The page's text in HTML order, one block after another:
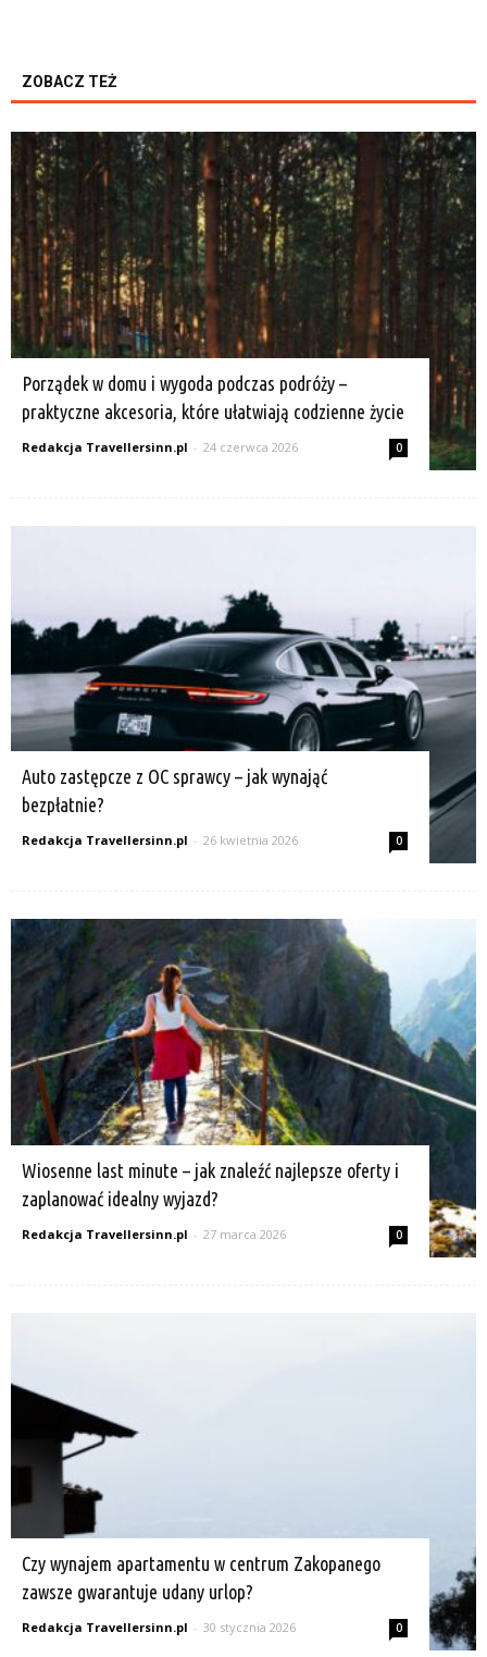
ZOBACZ TEŻ
Porządek w domu i wygoda podczas podróży –
praktyczne akcesoria, które ułatwiają codzienne życie
Redakcja Travellersinn.pl - 24 czerwca 2026 0
Auto zastępcze z OC sprawcy – jak wynająć
bezpłatnie?
Redakcja Travellersinn.pl - 26 kwietnia 2026 0
Wiosenne last minute – jak znaleźć najlepsze oferty i
zaplanować idealny wyjazd?
Redakcja Travellersinn.pl - 27 marca 2026 0
Czy wynajem apartamentu w centrum Zakopanego
zawsze gwarantuje udany urlop?
Redakcja Travellersinn.pl - 30 stycznia 2026 0